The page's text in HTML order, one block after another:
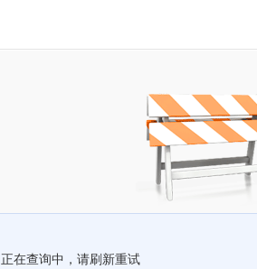
正在查询中，请刷新重试